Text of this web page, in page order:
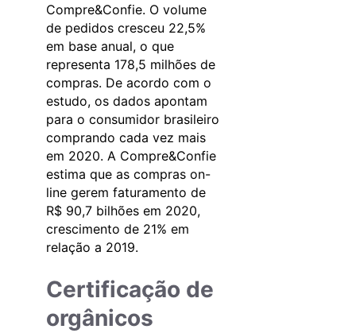
Compre&Confie. O volume
de pedidos cresceu 22,5%
em base anual, o que
representa 178,5 milhões de
compras. De acordo com o
estudo, os dados apontam
para o consumidor brasileiro
comprando cada vez mais
em 2020. A Compre&Confie
estima que as compras on-
line gerem faturamento de
R$ 90,7 bilhões em 2020,
crescimento de 21% em
relação a 2019.
Certificação de
orgânicos